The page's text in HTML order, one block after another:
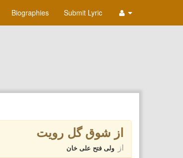
Biographies Submit Lyric
از شوق گل رویت
از ولی فتح علی خان